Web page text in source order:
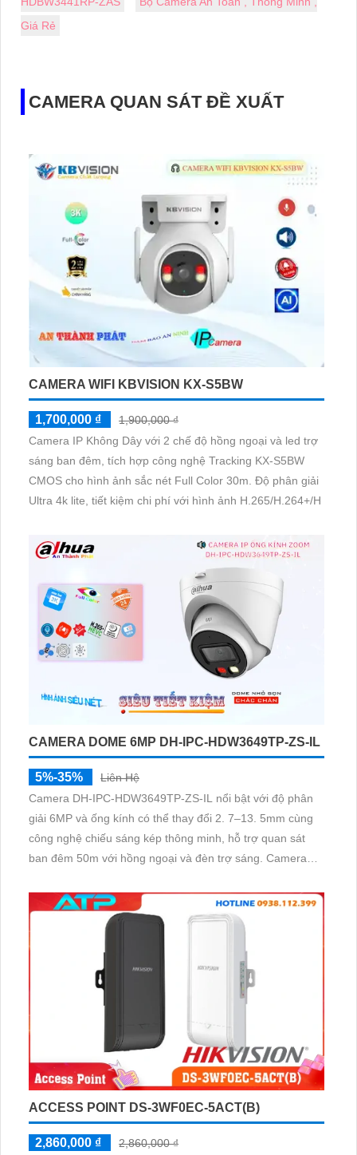
Giá Rẻ
CAMERA QUAN SÁT ĐỀ XUẤT
CAMERA WIFI KBVISION KX-S5BW
1,700,000 ₫
1,900,000 ₫
Camera IP Không Dây với 2 chế độ hồng ngoại và led trợ
sáng ban đêm, tích hợp công nghệ Tracking KX-S5BW
CMOS cho hình ảnh sắc nét Full Color 30m. Độ phân giải
Ultra 4k lite, tiết kiệm chi phí với hình ảnh H.265/H.264+/H
CAMERA DOME 6MP DH-IPC-HDW3649TP-ZS-IL
5%-35%
Liên Hệ
Camera DH-IPC-HDW3649TP-ZS-IL nổi bật với độ phân
giải 6MP và ống kính có thể thay đổi 2. 7–13. 5mm cùng
công nghệ chiếu sáng kép thông minh, hỗ trợ quan sát
ban đêm 50m với hồng ngoại và đèn trợ sáng. Camera
SMD 4
ACCESS POINT DS-3WF0EC-5ACT(B)
2,860,000 ₫
2,860,000 ₫